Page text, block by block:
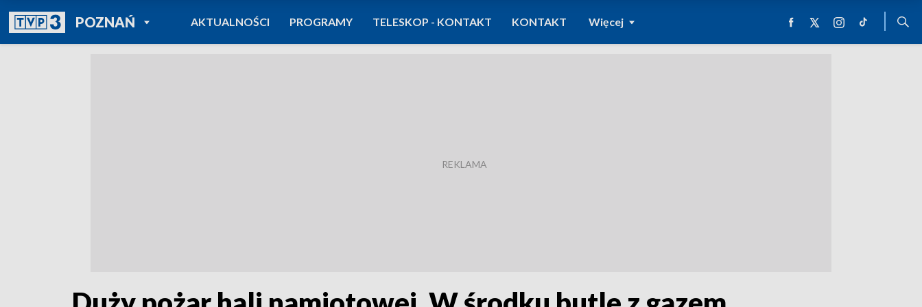
POZNAŃPOWRÓT DO
TVP REGIONY
AKTUALNOŚCI PROGRAMY TELESKOP - KONTAKT KONTAKT Więcej